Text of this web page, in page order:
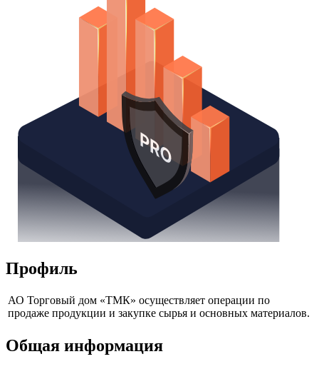
Профиль
АО Торговый дом «ТМК» осуществляет операции по
продаже продукции и закупке сырья и основных материалов.
Общая информация